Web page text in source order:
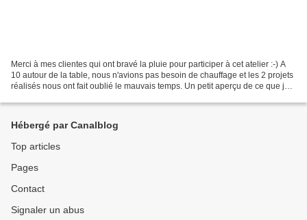
Merci à mes clientes qui ont bravé la pluie pour participer à cet atelier :-) A
10 autour de la table, nous n'avions pas besoin de chauffage et les 2 projets
réalisés nous ont fait oublié le mauvais temps. Un petit aperçu de ce que je
Hébergé par Canalblog
Top articles
Pages
Contact
Signaler un abus